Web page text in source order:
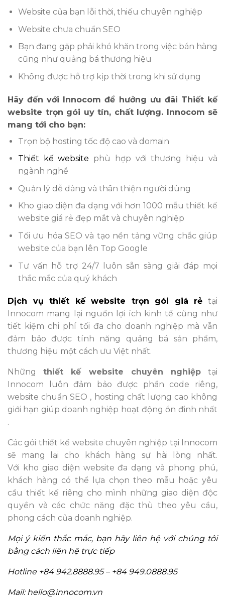
Website của bạn lỗi thời, thiếu chuyên nghiệp
Website chưa chuẩn SEO
Bạn đang gặp phải khó khăn trong việc bán hàng
cũng như quảng bá thương hiệu
Không được hỗ trợ kịp thời trong khi sử dụng
Hãy đến với Innocom để hưởng ưu đãi Thiết kế
website trọn gói uy tín, chất lượng. Innocom sẽ
mang tới cho bạn:
Trọn bộ hosting tốc độ cao và domain
Thiết kế website phù hợp với thương hiệu và
ngành nghề
Quản lý dễ dàng và thân thiện người dùng
Kho giao diện đa dạng với hơn 1000 mẫu thiết kế
website giá rẻ đẹp mắt và chuyên nghiệp
Tối ưu hóa SEO và tạo nền tảng vững chắc giúp
website của bạn lên Top Google
Tư vấn hỗ trợ 24/7 luôn sẵn sàng giải đáp mọi
thắc mắc của quý khách
Dịch vụ thiết kế website trọn gói giá rẻ tại
Innocom mang lại nguồn lợi ích kinh tế cũng như
tiết kiệm chi phí tối đa cho doanh nghiệp mà vẫn
đảm bảo được tính năng quảng bá sản phẩm,
thương hiệu một cách ưu Việt nhất.
Nhữngthiết kế website chuyên nghiệptại
Innocom luôn đảm bảo được phần code riêng,
website chuẩn SEO , hosting chất lượng cao không
giới hạn giúp doanh nghiệp hoạt động ổn đinh nhất
.
Các gói thiết kế website chuyên nghiệp tại Innocom
sẽ mang lại cho khách hàng sự hài lòng nhất.
Với kho giao diện website đa dạng và phong phú,
khách hàng có thể lựa chọn theo mẫu hoặc yêu
cầu thiết kế riêng cho mình những giao diện độc
quyền và các chức năng đặc thù theo yêu cầu,
phong cách của doanh nghiệp.
Mọi ý kiến thắc mắc, bạn hãy liên hệ với chúng tôi
bằng cách liên hệ trực tiếp
Hotline +84 942.8888.95 – +84 949.0888.95
Mail: hello@innocom.vn